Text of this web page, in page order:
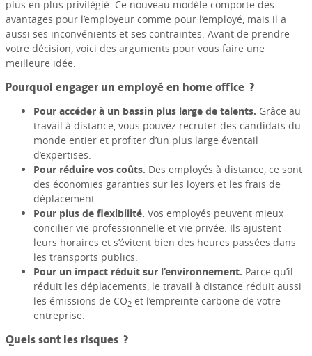
plus en plus privilégié. Ce nouveau modèle comporte des
avantages pour l’employeur comme pour l’employé, mais il a
aussi ses inconvénients et ses contraintes. Avant de prendre
votre décision, voici des arguments pour vous faire une
meilleure idée.
Pourquoi engager un employé en home office ?
Pour accéder à un bassin plus large de talents. Grâce au
travail à distance, vous pouvez recruter des candidats du
monde entier et profiter d’un plus large éventail
d’expertises.
Pour réduire vos coûts. Des employés à distance, ce sont
des économies garanties sur les loyers et les frais de
déplacement.
Pour plus de flexibilité. Vos employés peuvent mieux
concilier vie professionnelle et vie privée. Ils ajustent
leurs horaires et s’évitent bien des heures passées dans
les transports publics.
Pour un impact réduit sur l’environnement. Parce qu’il
réduit les déplacements, le travail à distance réduit aussi
les émissions de CO2et l’empreinte carbone de votre
entreprise.
Quels sont les risques ?